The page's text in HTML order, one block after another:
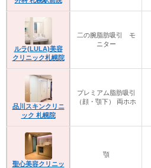
ルラ(LULA)美容
クリニック札幌院
二の腕脂肪吸引 モ
ニター
品川スキンクリニ
ック 札幌院
プレミアム脂肪吸引
（顔・顎下） 両ホホ
聖心美容クリニッ
顎